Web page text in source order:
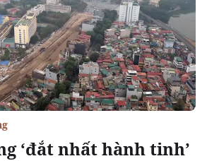
‘đắt nhất hành tinh’